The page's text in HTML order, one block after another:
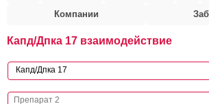
Компании
Капд/Дпка 17 взаимодействие